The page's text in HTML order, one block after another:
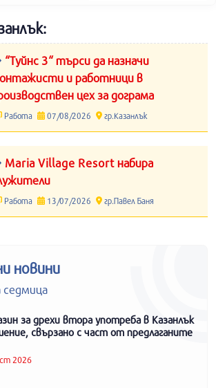
“Туйнс 3“ търси да назначи
и работници в
цех за дограма
Работа 07/08/2026 гр.Казанлък
Maria Village Resort набира
Работа 13/07/2026 гр.Павел Баня
новини
седмица
за дрехи втора употреба в Казанлък
свързано с част от предлаганите
2026